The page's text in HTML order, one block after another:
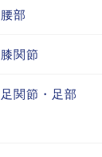
腰部
膝関節
足関節・足部